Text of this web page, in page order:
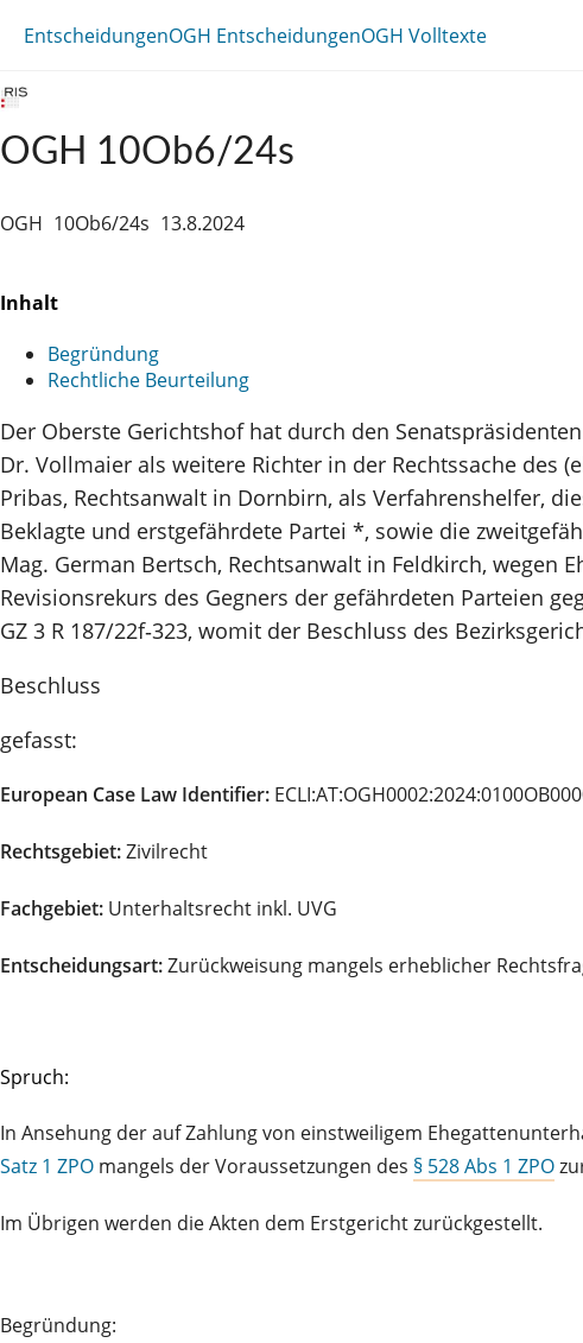
EntscheidungenOGH EntscheidungenOGH Volltexte
OGH 10Ob6/24s
OGH 10Ob6/24s 13.8.2024
Inhalt
Begründung
Rechtliche Beurteilung
Der Oberste Gerichtshof hat durch den
Dr. Vollmaier als weitere Richter in der Rechtssache des
Pribas, Rechtsanwalt in Dornbirn, als Verfahrenshelfer,
Beklagte und erstgefährdete Partei *, sowie die
Mag. German Bertsch, Rechtsanwalt in Feldkirch,
Revisionsrekurs des Gegners der gefährdeten Parteien
GZ 3 R 187/22f‑323, womit der Beschluss des
Beschluss
gefasst:
European Case Law Identifier:
Rechtsgebiet:Zivilrecht
Fachgebiet: Unterhaltsrecht inkl. UVG
Entscheidungsart:Zurückweisung mangels erheblicher
Spruch:
In Ansehung der auf Zahlung von einstweiligem
Satz 1 ZPO mangels der Voraussetzungen des § 528 Abs 1 ZPO
Im Übrigen werden die Akten dem Erstgericht zurückgestellt.
Begründung: